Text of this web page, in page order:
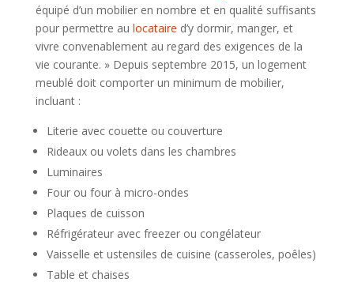
équipé d’un mobilier en nombre et en qualité suffisants
pour permettre au locataire d’y dormir, manger, et
vivre convenablement au regard des exigences de la
vie courante. » Depuis septembre 2015, un logement
meublé doit comporter un minimum de mobilier,
incluant :
Literie avec couette ou couverture
Rideaux ou volets dans les chambres
Luminaires
Four ou four à micro-ondes
Plaques de cuisson
Réfrigérateur avec freezer ou congélateur
Vaisselle et ustensiles de cuisine (casseroles, poêles)
Table et chaises